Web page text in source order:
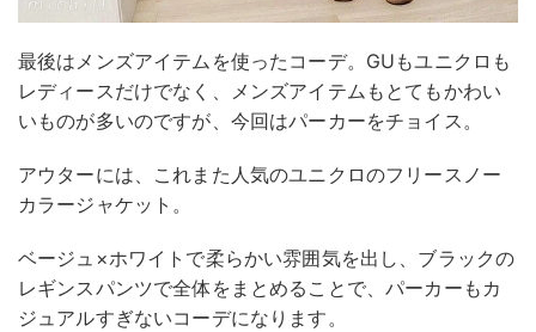
最後はメンズアイテムを使ったコーデ。GUもユニクロも
レディースだけでなく、メンズアイテムもとてもかわい
いものが多いのですが、今回はパーカーをチョイス。
アウターには、これまた人気のユニクロのフリースノー
カラージャケット。
ベージュ×ホワイトで柔らかい雰囲気を出し、ブラックの
レギンスパンツで全体をまとめることで、パーカーもカ
ジュアルすぎないコーデになります。